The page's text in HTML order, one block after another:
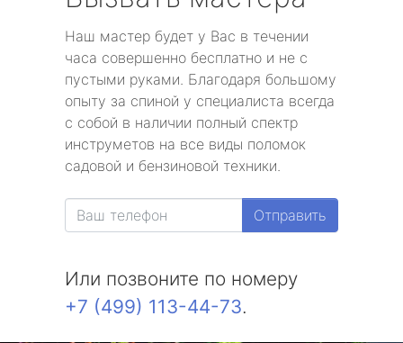
Наш мастер будет у Вас в течении
часа совершенно бесплатно и не с
пустыми руками. Благодаря большому
опыту за спиной у специалиста всегда
с собой в наличии полный спектр
инструметов на все виды поломок
садовой и бензиновой техники.
Отправить
Или позвоните по номеру
+7 (499) 113-44-73.